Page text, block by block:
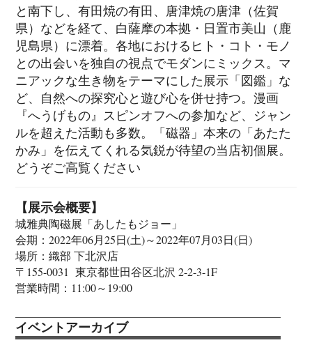
と南下し、有田焼の有田、唐津焼の唐津（佐賀
県）などを経て、白薩摩の本拠・日置市美山（鹿
児島県）に漂着。各地におけるヒト・コト・モノ
との出会いを独自の視点でモダンにミックス。マ
ニアックな生き物をテーマにした展示「図鑑」な
ど、自然への探究心と遊び心を併せ持つ。漫画
『へうげもの』スピンオフへの参加など、ジャン
ルを超えた活動も多数。「磁器」本来の「あたた
かみ」を伝えてくれる気鋭が待望の当店初個展。
どうぞご高覧ください
【展示会概要】
城雅典陶磁展「あしたもジョー」
会期：2022年06月25日(土)～2022年07月03日(日)
場所：織部 下北沢店
〒155-0031 東京都世田谷区北沢 2-2-3-1F
営業時間：11:00～19:00
イベントアーカイブ